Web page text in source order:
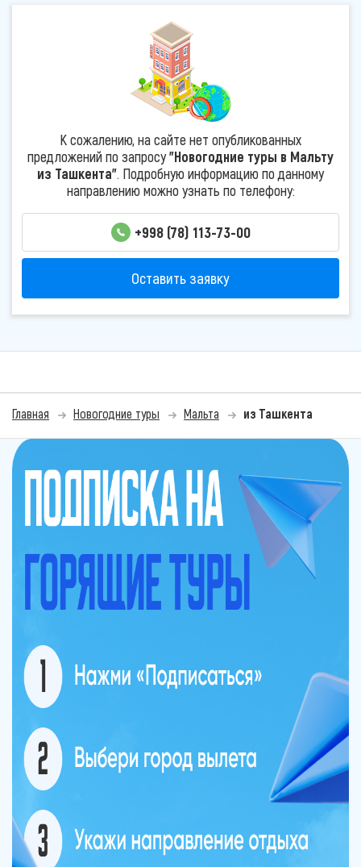
К сожалению, на сайте нет опубликованных
предложений по запросу"Новогодние туры в Мальту
из Ташкента". Подробную информацию по данному
направлению можно узнать по телефону:
+998 (78) 113-73-00
Оставить заявку
Главная Новогодние туры Мальта из Ташкента